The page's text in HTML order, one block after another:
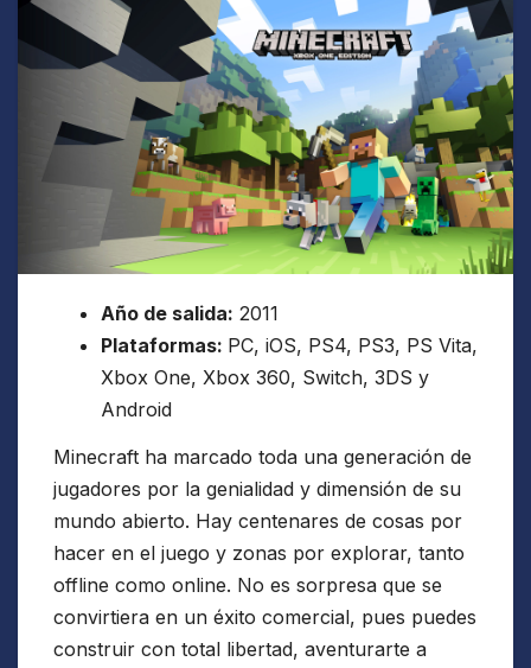
Año de salida: 2011
Plataformas: PC, iOS, PS4, PS3, PS Vita,
Xbox One, Xbox 360, Switch, 3DS y
Android
Minecraft ha marcado toda una generación de
jugadores por la genialidad y dimensión de su
mundo abierto. Hay centenares de cosas por
hacer en el juego y zonas por explorar, tanto
offline como online. No es sorpresa que se
convirtiera en un éxito comercial, pues puedes
construir con total libertad, aventurarte a